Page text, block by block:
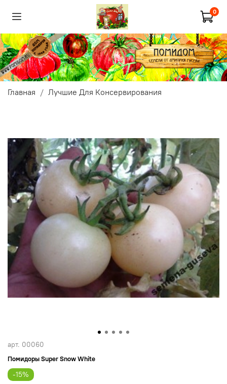
0
Главная Лучшие Для Консервирования
арт. 00060
Помидоры Super Snow White
-15%